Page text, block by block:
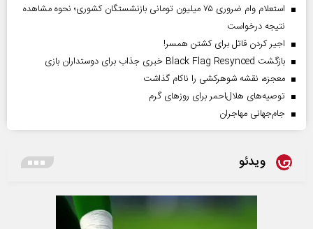
استعلام وام ضروری ۷۵ میلیون تومانی بازنشستگان کشوری؛ نحوه مشاهده
نتیجه درخواست
اجیر کردن قاتل برای کشتن همسر!
بازگشت Black Flag Resynced خبری جذاب برای دوستداران بازی
معجزه، نقشه شوهرکشی را ناکام گذاشت
توصیه‌های هلال‌احمر برای روز‌های گرم
جام‌جهانی مهاجران
ویدئو